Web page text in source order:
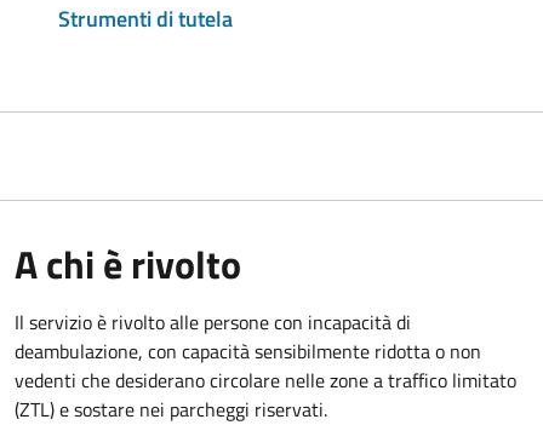
Strumenti di tutela
A chi è rivolto
Il servizio è rivolto alle persone con incapacità di
deambulazione, con capacità sensibilmente ridotta o non
vedenti che desiderano circolare nelle zone a traffico limitato
(ZTL) e sostare nei parcheggi riservati.